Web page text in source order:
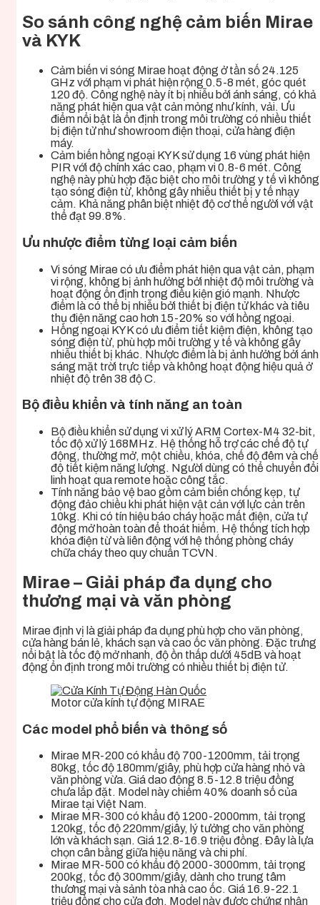
So sánh công nghệ cảm biến Mirae
và KYK
Cảm biến vi sóng Mirae hoạt động ở tần số 24.125
GHz với phạm vi phát hiện rộng 0.5-8 mét, góc quét
120 độ. Công nghệ này ít bị nhiễu bởi ánh sáng, có khả
năng phát hiện qua vật cản mỏng như kính, vải. Ưu
điểm nổi bật là ổn định trong môi trường có nhiều thiết
bị điện tử như showroom điện thoại, cửa hàng điện
máy.
Cảm biến hồng ngoại KYK sử dụng 16 vùng phát hiện
PIR với độ chính xác cao, phạm vi 0.8-6 mét. Công
nghệ này phù hợp đặc biệt cho môi trường y tế vì không
tạo sóng điện từ, không gây nhiễu thiết bị y tế nhạy
cảm. Khả năng phân biệt nhiệt độ cơ thể người với vật
thể đạt 99.8%.
Ưu nhược điểm từng loại cảm biến
Vi sóng Mirae có ưu điểm phát hiện qua vật cản, phạm
vi rộng, không bị ảnh hưởng bởi nhiệt độ môi trường và
hoạt động ổn định trong điều kiện gió mạnh. Nhược
điểm là có thể bị nhiễu bởi thiết bị điện tử khác và tiêu
thụ điện năng cao hơn 15-20% so với hồng ngoại.
Hồng ngoại KYK có ưu điểm tiết kiệm điện, không tạo
sóng điện từ, phù hợp môi trường y tế và không gây
nhiễu thiết bị khác. Nhược điểm là bị ảnh hưởng bởi ánh
sáng mặt trời trực tiếp và không hoạt động hiệu quả ở
nhiệt độ trên 38 độ C.
Bộ điều khiển và tính năng an toàn
Bộ điều khiển sử dụng vi xử lý ARM Cortex-M4 32-bit,
tốc độ xử lý 168MHz. Hệ thống hỗ trợ các chế độ tự
động, thường mở, một chiều, khóa, chế độ đêm và chế
độ tiết kiệm năng lượng. Người dùng có thể chuyển đổi
linh hoạt qua remote hoặc công tắc.
Tính năng bảo vệ bao gồm cảm biến chống kẹp, tự
động đảo chiều khi phát hiện vật cản với lực cản trên
10kg. Khi có tín hiệu báo cháy hoặc mất điện, cửa tự
động mở hoàn toàn để thoát hiểm. Hệ thống tích hợp
khóa điện từ và liên động với hệ thống phòng cháy
chữa cháy theo quy chuẩn TCVN.
Mirae – Giải pháp đa dụng cho
thương mại và văn phòng
Mirae định vị là giải pháp đa dụng phù hợp cho văn phòng,
cửa hàng bán lẻ, khách sạn và cao ốc văn phòng. Đặc trưng
nổi bật là tốc độ mở nhanh, độ ồn thấp dưới 45dB và hoạt
động ổn định trong môi trường có nhiều thiết bị điện tử.
Motor cửa kính tự động MIRAE
Các model phổ biến và thông số
Mirae MR-200 có khẩu độ 700-1200mm, tải trọng
80kg, tốc độ 180mm/giây, phù hợp cửa hàng nhỏ và
văn phòng vừa. Giá dao động 8.5-12.8 triệu đồng
chưa lắp đặt. Model này chiếm 40% doanh số của
Mirae tại Việt Nam.
Mirae MR-300 có khẩu độ 1200-2000mm, tải trọng
120kg, tốc độ 220mm/giây, lý tưởng cho văn phòng
lớn và khách sạn. Giá 12.8-16.9 triệu đồng. Đây là lựa
chọn cân bằng giữa hiệu năng và chi phí.
Mirae MR-500 có khẩu độ 2000-3000mm, tải trọng
200kg, tốc độ 300mm/giây, dành cho trung tâm
thương mại và sảnh tòa nhà cao ốc. Giá 16.9-22.1
triệu đồng cho cửa đơn. Model này được chứng nhận